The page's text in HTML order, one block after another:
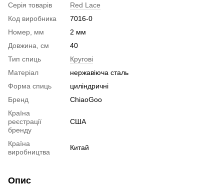
Серія товарів
Red Lace
Код виробника
7016-0
Номер, мм
2 мм
Довжина, см
40
Тип спиць
Кругові
Матеріал
нержавіюча сталь
Форма спиць
циліндричні
Бренд
ChiaoGoo
Країна
реєстрації
бренду
США
Країна
виробництва
Китай
Опис